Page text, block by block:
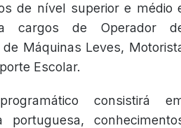
de nível superior e médio
cargos de Operador
Máquinas Leves,
Escolar.
consistirá